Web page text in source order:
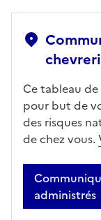
Ce tableau
pour but de
des risques
de chez vous.
administrés